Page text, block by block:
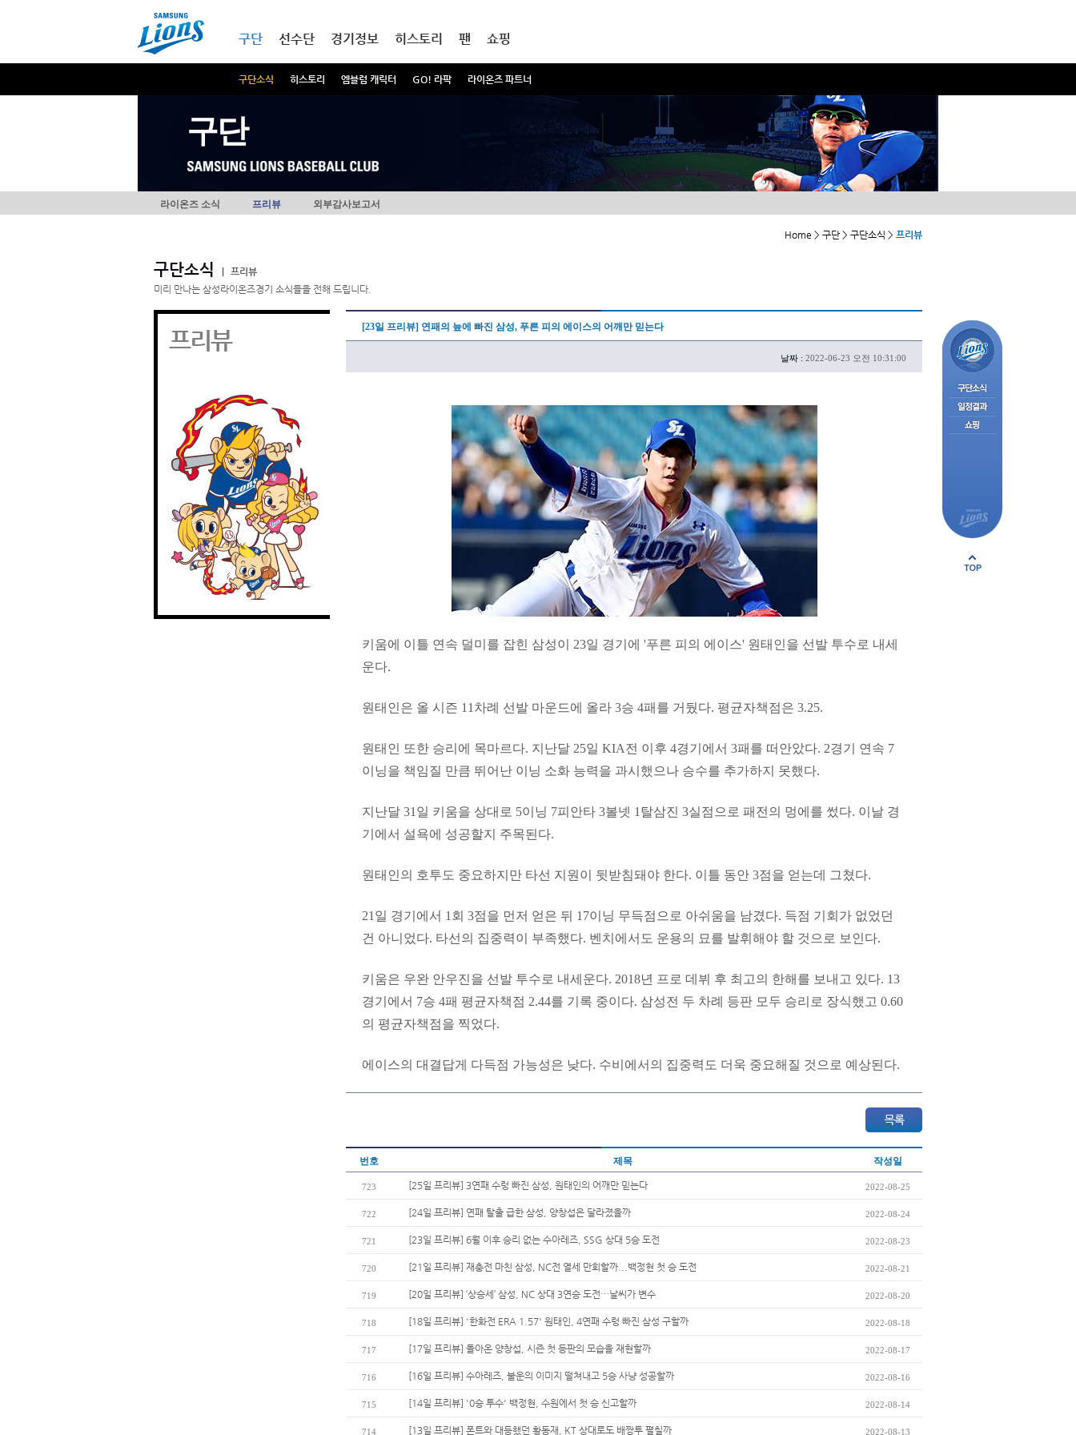
구단
구단소식 히스토리 엠블럼 캐릭터 GO! 라팍 라이온즈 파트너
선수단 경기정보 히스토리 팬 쇼핑
구단
라이온즈 소식 프리뷰 외부감사보고서
Home > 구단 > 구단소식 > 프리뷰
구단소식
프리뷰
미리 만나는 삼성라이온즈경기 소식들을 전해 드립니다.
프리뷰 [23일 프리뷰] 연패의 늪에 빠진 삼성, 푸른 피의 에이스의 어깨만 믿는다
날짜 : 2022-06-23 오전 10:31:00
키움에 이틀 연속 덜미를 잡힌 삼성이 23일 경기에 '푸른 피의 에이스' 원태인을 선발 투수로 내세
운다.
원태인은 올 시즌 11차례 선발 마운드에 올라 3승 4패를 거뒀다. 평균자책점은 3.25.
원태인 또한 승리에 목마르다. 지난달 25일 KIA전 이후 4경기에서 3패를 떠안았다. 2경기 연속 7
이닝을 책임질 만큼 뛰어난 이닝 소화 능력을 과시했으나 승수를 추가하지 못했다.
지난달 31일 키움을 상대로 5이닝 7피안타 3볼넷 1탈삼진 3실점으로 패전의 멍에를 썼다. 이날 경
기에서 설욕에 성공할지 주목된다.
원태인의 호투도 중요하지만 타선 지원이 뒷받침돼야 한다. 이틀 동안 3점을 얻는데 그쳤다.
21일 경기에서 1회 3점을 먼저 얻은 뒤 17이닝 무득점으로 아쉬움을 남겼다. 득점 기회가 없었던
건 아니었다. 타선의 집중력이 부족했다. 벤치에서도 운용의 묘를 발휘해야 할 것으로 보인다.
키움은 우완 안우진을 선발 투수로 내세운다. 2018년 프로 데뷔 후 최고의 한해를 보내고 있다. 13
경기에서 7승 4패 평균자책점 2.44를 기록 중이다. 삼성전 두 차례 등판 모두 승리로 장식했고 0.60
의 평균자책점을 찍었다.
에이스의 대결답게 다득점 가능성은 낮다. 수비에서의 집중력도 더욱 중요해질 것으로 예상된다.
번호 제목 작성일
723 [25일 프리뷰] 3연패 수렁 빠진 삼성, 원태인의 어깨만 믿는다 2022-08-25
722 [24일 프리뷰] 연패 탈출 급한 삼성, 양창섭은 달라졌을까 2022-08-24
721 [23일 프리뷰] 6월 이후 승리 없는 수아레즈, SSG 상대 5승 도전 2022-08-23
720 [21일 프리뷰] 재충전 마친 삼성, NC전 열세 만회할까...백정현 첫 승 도전 2022-08-21
719 [20일 프리뷰] ‘상승세’ 삼성, NC 상대 3연승 도전…날씨가 변수 2022-08-20
718 [18일 프리뷰] '한화전 ERA 1.57' 원태인, 4연패 수렁 빠진 삼성 구할까 2022-08-18
717 [17일 프리뷰] 돌아온 양창섭, 시즌 첫 등판의 모습을 재현할까 2022-08-17
716 [16일 프리뷰] 수아레즈, 불운의 이미지 떨쳐내고 5승 사냥 성공할까 2022-08-16
715 [14일 프리뷰] '0승 투수' 백정현, 수원에서 첫 승 신고할까 2022-08-14
714 [13일 프리뷰] 폰트와 대등했던 황동재, KT 상대로도 배짱투 펼칠까 2022-08-13